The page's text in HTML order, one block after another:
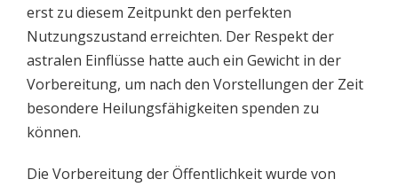
erst zu diesem Zeitpunkt den perfekten
Nutzungszustand erreichten. Der Respekt der
astralen Einflüsse hatte auch ein Gewicht in der
Vorbereitung, um nach den Vorstellungen der Zeit
besondere Heilungsfähigkeiten spenden zu
können.
Die Vorbereitung der Öffentlichkeit wurde von